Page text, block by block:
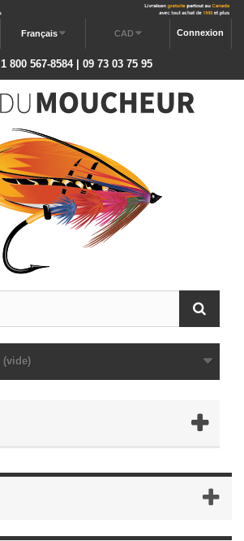
Connexion
CAD
Français
1 800 567-8584 | 09 73 03 75 95
(vide)